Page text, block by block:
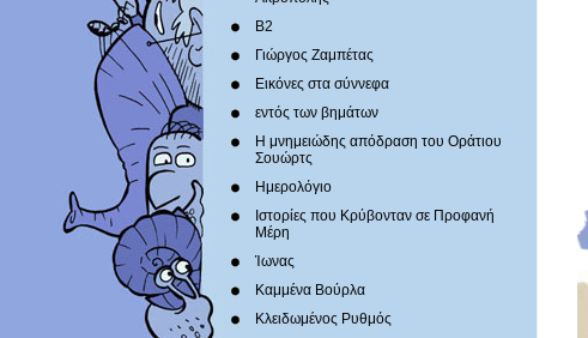
Β2
Γιώργος Ζαμπέτας
Εικόνες στα σύννεφα
εντός των βημάτων
Η μνημειώδης απόδραση του Οράτιου
Σουώρτς
Ημερολόγιο
Ιστορίες που Κρύβονταν σε Προφανή
Μέρη
Ίωνας
Καμμένα Βούρλα
Κλειδωμένος Ρυθμός